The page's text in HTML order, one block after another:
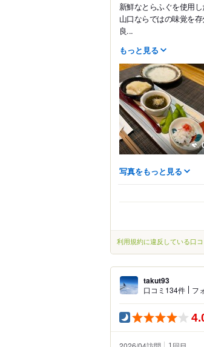
新鮮なとらふぐを使用
山口ならではの味覚を
良...
もっと見る
写真をもっと見る
利用規約に違反している口
takut93
口コミ134件 フ